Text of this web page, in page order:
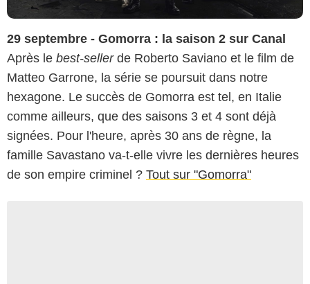
29 septembre - Gomorra : la saison 2 sur Canal
Après le best-sellerde Roberto Saviano et le film de
Matteo Garrone, la série se poursuit dans notre
hexagone. Le succès de Gomorra est tel, en Italie
comme ailleurs, que des saisons 3 et 4 sont déjà
signées. Pour l'heure, après 30 ans de règne, la
famille Savastano va-t-elle vivre les dernières heures
de son empire criminel ? Tout sur "Gomorra"